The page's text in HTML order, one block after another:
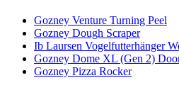
Gozney Venture Turning Peel
Gozney Dough Scraper
Ib Laursen Vogelfutterhänger
Gozney Dome XL (Gen 2)
Gozney Pizza Rocker